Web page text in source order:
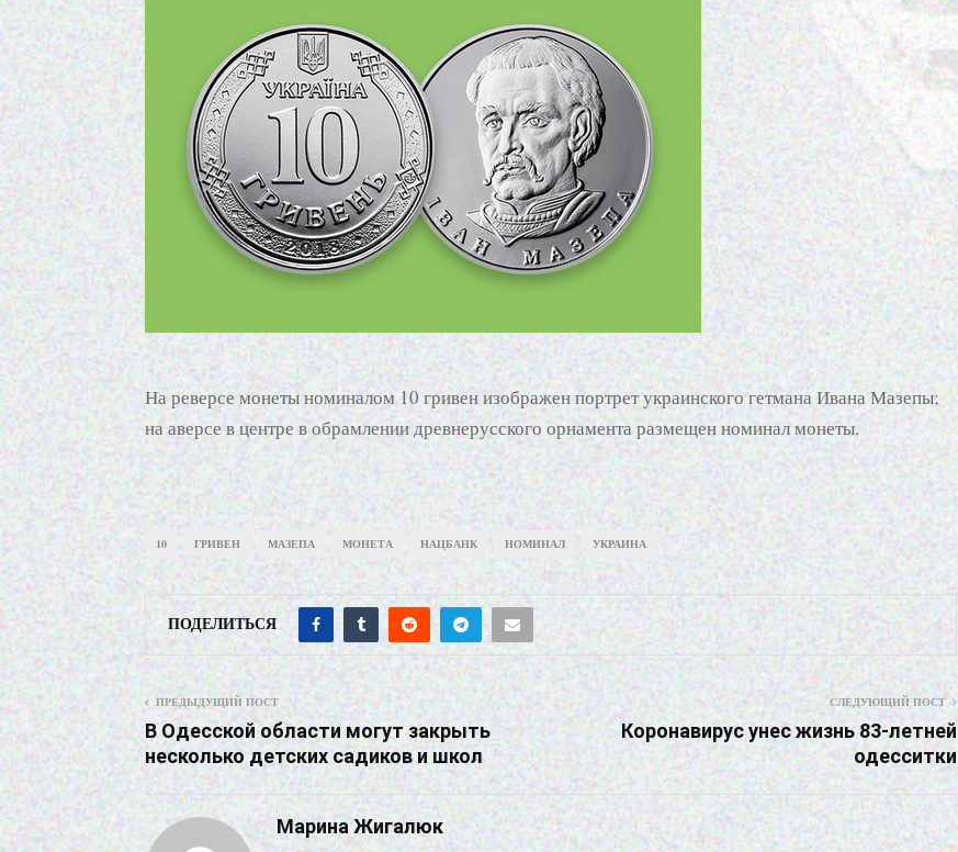
На реверсе монеты номиналом 10 гривен изображен портрет украинского гетмана Ивана Мазепы;
на аверсе в центре в обрамлении древнерусского орнамента размещен номинал монеты.
10 ГРИВЕН МАЗЕПА МОНЕТА НАЦБАНК НОМИНАЛ УКРАИНА
ПОДЕЛИТЬСЯ
ПРЕДЫДУЩИЙ ПОСТ
В Одесской области могут закрыть
несколько детских садиков и школ
СЛЕДУЮЩИЙ ПОСТ
Коронавирус унес жизнь 83-летней
одесситки
Марина Жигалюк